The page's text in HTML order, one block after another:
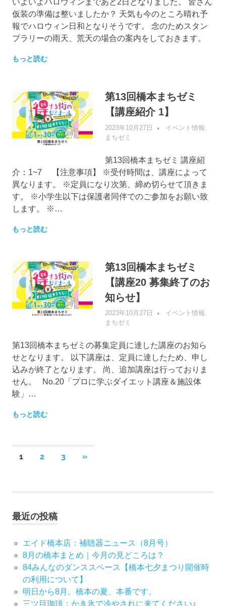
いよいよハロウィンまであと2日となりました。 皆さん
仮装の準備は整いましたか？ 天気も今のところ晴れ予
報でハロウィン日和となりそうです。 念のためスタン
プラリーの雨天、荒天の場合の案内をしておきます。
もっと読む
第13回橋本まちゼミ
【講座紹介 1】
2023年10月27日 管理者
イベント情報
まちゼミ
第13回橋本まちゼミ 講座紹
介：1~7 【注意事項】 ※受付時間は、講座によって
異なります。 ※定員になり次第、締め切らせて頂きま
す。 ※小学生以下は保護者同伴でのご参加をお願い致
します。 ※…
もっと読む
第13回橋本まちゼミ
【講座20 募集終了のお
知らせ】
2023年10月27日 管理者
イベント情報,
まちゼミ
第13回橋本まちゼミの募集定員に達した講座のお知ら
せとなります。 以下講座は、定員に達したため、申し
込みが終了となります。 尚、追加講座は行っておりま
せん。 No.20「プロに学ぶダイエット講座＆施設体
験」…
もっと読む
投
ビ
ゲ
ー
シ
1 2 3
次
»
最近の投稿
エイド橋本店：補聴器ニュース（8月号）
8月の橋本まとめ｜今月の見どころは？
84みんなのダンススペース【橋本七夕まつり開催時
の利用について】
明日から8月。橋本の夏、本番です。
三ツ目珈琲：かき氷で冷やされに来てください♪